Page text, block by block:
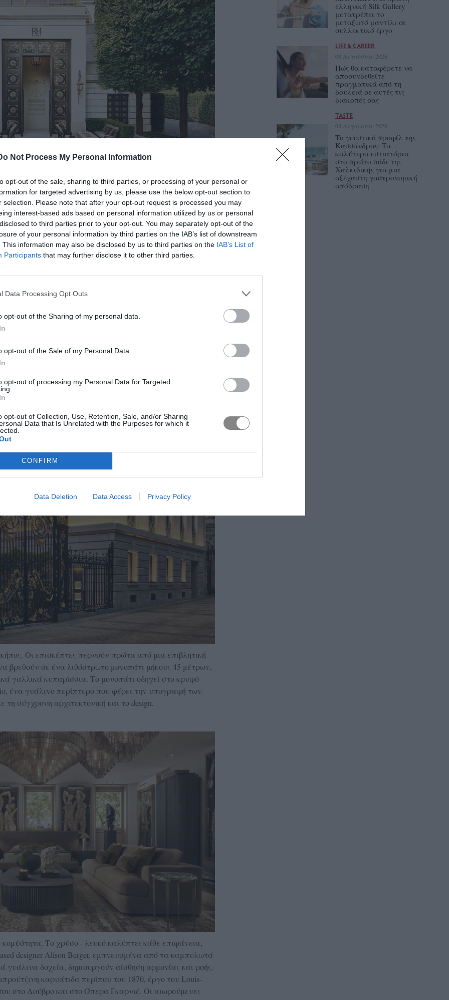
Not Process My Personal Information
opt-out of the sale, sharing to third parties, or processing of your personal or
for targeted advertising by us, please use the below opt-out section to
selection. Please note that after your opt-out request is processed you may
interest-based ads based on personal information utilized by us or personal
to third parties prior to your opt-out. You may separately opt-out of the
of your personal information by third parties on the IAB’s list of downstream
This information may also be disclosed by us to third parties on the IAB’s List of
Participants that may further disclose it to other third parties.
Data Processing Opt Outs
opt-out of the Sharing of my personal data.
opt-out of the Sale of my Personal Data.
opt-out of processing my Personal Data for Targeted
opt-out of Collection, Use, Retention, Sale, and/or Sharing
Data that Is Unrelated with the Purposes for which it
CONFIRM
Data Deletion Data Access Privacy Policy
τ.μ., συνδυάζοντας εσωτερικούς και εξωτερικούς
κομψότητας του RH και τον σεβασμό στην ιστορία
κατασκευασμένο το 1983 για λογαριασμό του μηχανικού
σε ένα χώρο απόλυτης εμπειρίας.
Οι επισκέπτες περνούν πρώτα από μια επιβλητική
βρεθούν σε ένα λιθόστρωτο μονοπάτι μήκους 45 μέτρων,
γαλλικά κυπαρίσσια. Το μονοπάτι οδηγεί στο κρυφό
ένα γυάλινο περίπτερο που φέρει την υπογραφή των
τη σύγχρονη αρχιτεκτονική και το design.
Το χρύσο - λευκό καλύπτει κάθε επιφάνεια,
designer Alison Berger, εμπνευσμένα από τα καμπυλωτά
γυάλινα δοχεία, δημιουργούν αίσθηση αρμονίας και ροής.
καρυάτιδα περίπου του 1870, έργο του Louis-
στο Λούβρο και στο Όπερα Γκαρνιέ. Οι αιωρούμενες
ελληνική Silk Gallery
μετατρέπει το
μεταξωτό μαντίλι σε
συλλεκτικό έργο
LIFE & CAREER
08 Αυγούστου 2026
Πώς θα καταφέρετε να
αποσυνδεθείτε
πραγματικά από τη
δουλειά σε αυτές τις
διακοπές σας
TASTE
08 Αυγούστου 2026
Το γευστικό προφίλ της
Κασσάνδρας: Τα
καλύτερα εστιατόρια
στο πρώτο πόδι της
Χαλκιδικής για μια
αξέχαστη γαστρονομική
απόδραση